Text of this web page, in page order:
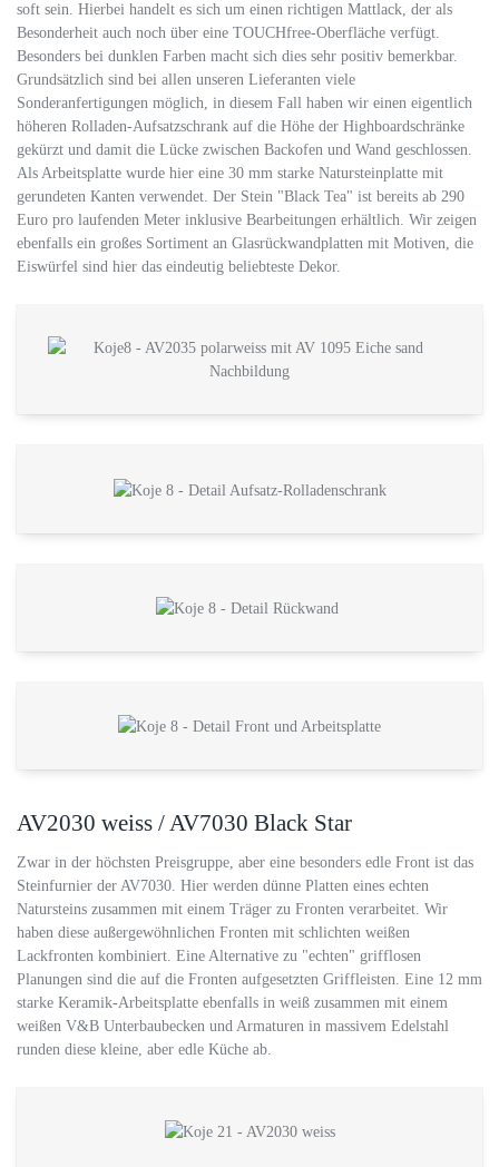
soft sein. Hierbei handelt es sich um einen richtigen Mattlack, der als
Besonderheit auch noch über eine TOUCHfree-Oberfläche verfügt.
Besonders bei dunklen Farben macht sich dies sehr positiv bemerkbar.
Grundsätzlich sind bei allen unseren Lieferanten viele
Sonderanfertigungen möglich, in diesem Fall haben wir einen eigentlich
höheren Rolladen-Aufsatzschrank auf die Höhe der Highboardschränke
gekürzt und damit die Lücke zwischen Backofen und Wand geschlossen.
Als Arbeitsplatte wurde hier eine 30 mm starke Natursteinplatte mit
gerundeten Kanten verwendet. Der Stein "Black Tea" ist bereits ab 290
Euro pro laufenden Meter inklusive Bearbeitungen erhältlich. Wir zeigen
ebenfalls ein großes Sortiment an Glasrückwandplatten mit Motiven, die
Eiswürfel sind hier das eindeutig beliebteste Dekor.
AV2030 weiss / AV7030 Black Star
Zwar in der höchsten Preisgruppe, aber eine besonders edle Front ist das
Steinfurnier der AV7030. Hier werden dünne Platten eines echten
Natursteins zusammen mit einem Träger zu Fronten verarbeitet. Wir
haben diese außergewöhnlichen Fronten mit schlichten weißen
Lackfronten kombiniert. Eine Alternative zu "echten" grifflosen
Planungen sind die auf die Fronten aufgesetzten Griffleisten. Eine 12 mm
starke Keramik-Arbeitsplatte ebenfalls in weiß zusammen mit einem
weißen V&B Unterbaubecken und Armaturen in massivem Edelstahl
runden diese kleine, aber edle Küche ab.